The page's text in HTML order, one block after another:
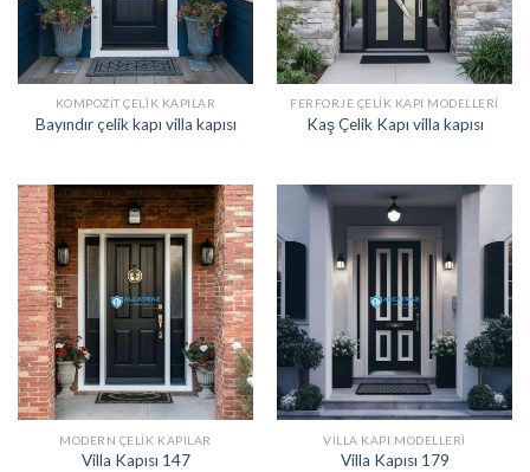
KOMPOZIT ÇELIK KAPILAR
Bayındır çelik kapı villa kapısı
FERFORJE ÇELIK KAPI MODELLERI
Kaş Çelik Kapı villa kapısı
MODERN ÇELIK KAPILAR
Villa Kapısı 147
VILLA KAPI MODELLERI
Villa Kapısı 179